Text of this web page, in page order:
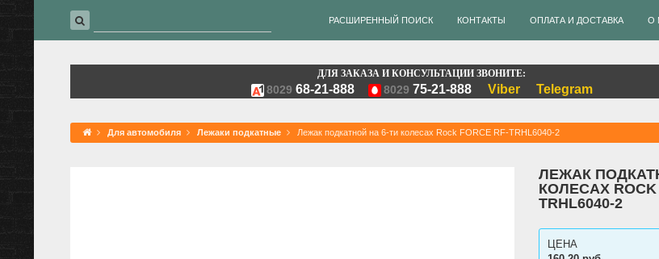
РАСШИРЕННЫЙ ПОИСК КОНТАКТЫ ОПЛАТА И ДОСТАВКА О
ДЛЯ ЗАКАЗА И КОНСУЛЬТАЦИИ ЗВОНИТЕ:
8029 68-21-888 8029 75-21-888 Viber Telegram
Для автомобиля Лежаки подкатные Лежак подкатной на 6-ти колесах Rock FORCE RF-TRHL6040-2
ЛЕЖАК
КОЛЕСАХ ROCK
TRHL6040-2
ЦЕНА